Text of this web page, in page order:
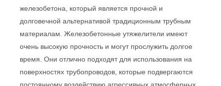
железобетона, который является прочной и
долговечной альтернативой традиционным трубным
материалам. Железобетонные утяжелители имеют
очень высокую прочность и могут прослужить долгое
время. Они отлично подходят для использования на
поверхностях трубопроводов , которые подвергаются
постоянному воздействию агрессивных атмосферных